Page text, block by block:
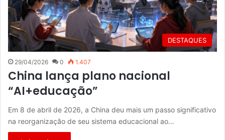
DESTAQUES
29/04/2026 0 1.407
China lança plano nacional
“AI+educação”
Em 8 de abril de 2026, a China deu mais um passo significativo
na reorganização de seu sistema educacional ao…